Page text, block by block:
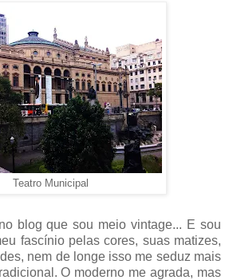
Teatro Municipal
blog que sou meio vintage... E sou
fascínio pelas cores, suas matizes,
nem de longe isso me seduz mais
O moderno me agrada, mas